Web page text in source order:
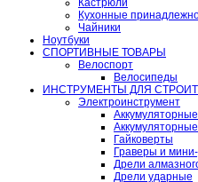
Кастрюли
Кухонные
Чайники
Ноутбуки
СПОРТИВНЫЕ ТОВАРЫ
Велоспорт
Велосипеды
ИНСТРУМЕНТЫ ДЛЯ
Электроинструмент
Гайковерты
Граверы и
Дрели
Дрели ударные